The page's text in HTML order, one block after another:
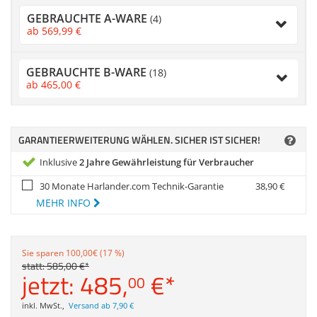
Merkzettel
GEBRAUCHTE A-WARE (4)
ab 569,99 €
GEBRAUCHTE B-WARE (18)
ab 465,00 €
GARANTIEERWEITERUNG WÄHLEN. SICHER IST SICHER!
Inklusive2 Jahre Gewährleistung für Verbraucher
30 Monate Harlander.com Technik-Garantie
38,90€
MEHR INFO
Sie sparen 100,00€ (17 %)
statt:585,00€*
jetzt: 485,00 €*
inkl. MwSt., Versand ab 7,90 €